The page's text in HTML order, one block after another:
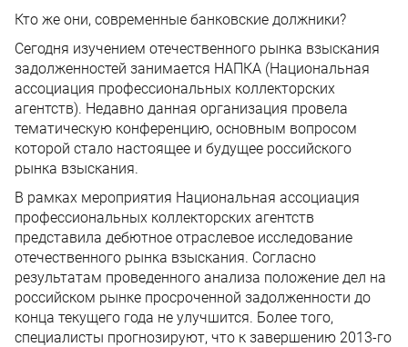
Кто же они, современные банковские должники?
Сегодня изучением отечественного рынка взыскания
задолженностей занимается НАПКА (Национальная
ассоциация профессиональных коллекторских
агентств). Недавно данная организация провела
тематическую конференцию, основным вопросом
которой стало настоящее и будущее российского
рынка взыскания.
В рамках мероприятия Национальная ассоциация
профессиональных коллекторских агентств
представила дебютное отраслевое исследование
отечественного рынка взыскания. Согласно
результатам проведенного анализа положение дел на
российском рынке просроченной задолженности до
конца текущего года не улучшится. Более того,
специалисты прогнозируют, что к завершению 2013-го